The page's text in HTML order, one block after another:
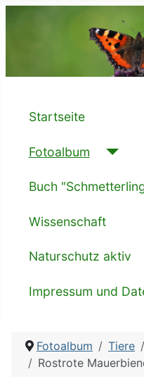
Startseite
Fotoalbum
Buch
Wissenschaft
Naturschutz aktiv
Impressum und
Fotoalbum Tiere
Rostrote